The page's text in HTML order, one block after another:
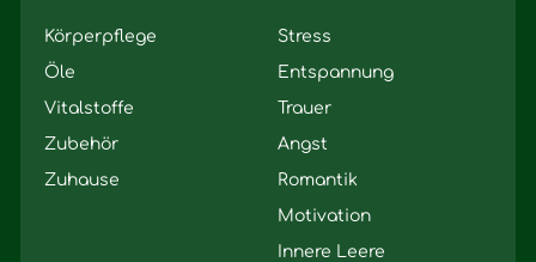
Körperpflege
Öle
Vitalstoffe
Zubehör
Zuhause
Stress
Entspannung
Trauer
Angst
Romantik
Motivation
Innere Leere